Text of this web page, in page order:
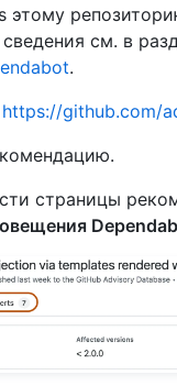
этому
см. в
.
https://github.com/
страницы